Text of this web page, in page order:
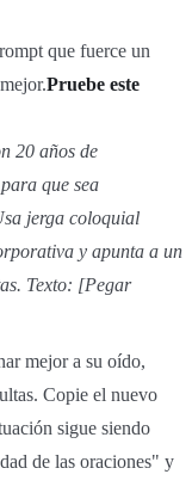
que fuerce un
Pruebe este
20 años de
que sea
jerga coloquial
y apunta a un
Texto: [Pegar
mejor a su oído,
Copie el nuevo
sigue siendo
de las oraciones" y